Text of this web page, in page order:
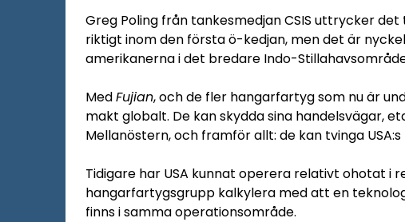
Greg Poling från tankesmedjan CSIS uttrycker
riktigt inom den första ö-kedjan, men det är
amerikanerna i det bredare Indo-
MedFujian, och de fler hangarfartyg som nu är
makt globalt. De kan skydda sina handelsvägar,
Mellanöstern, och framför allt: de kan tvinga
Tidigare har USA kunnat operera relativt ohotat i
hangarfartygsgrupp kalkylera med att en
finns i samma operationsområde.